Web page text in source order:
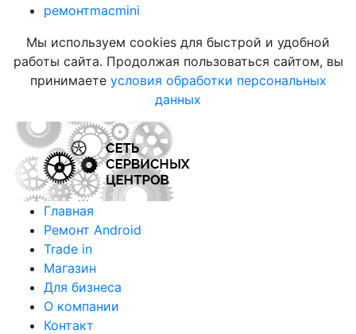
ремонтmacmini
Мы используем cookies для быстрой и удобной
работы сайта. Продолжая пользоваться сайтом, вы
принимаете условия обработки персональных
данных
Главная
Ремонт Android
Trade in
Магазин
Для бизнеса
О компании
Контакт